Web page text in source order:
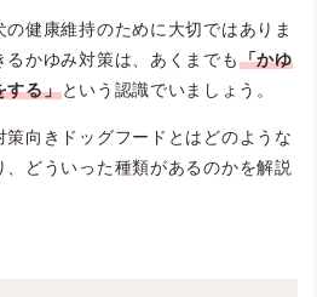
健康維持のために大切ではありま
かゆみ対策は、あくまでも「かゆ
する」という認識でいましょう。
向きドッグフードとはどのような
どういった種類があるのかを解説